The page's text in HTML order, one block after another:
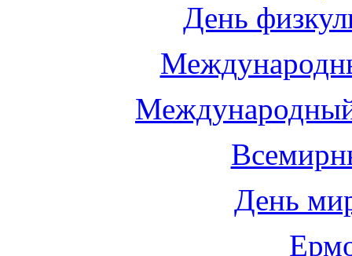
День
День